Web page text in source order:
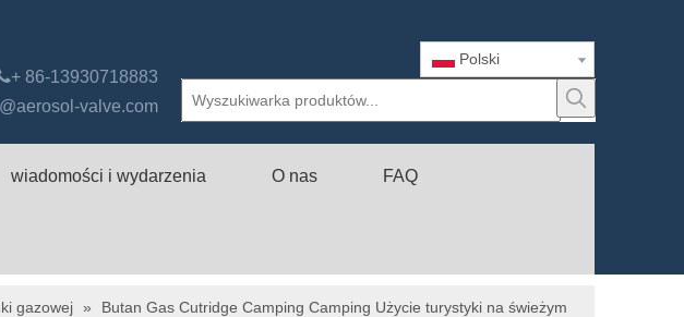
+ 86-13930718883
valve.com
Polski
wiadomości i wydarzenia O nas FAQ
gazowej »
Butan Gas Cutridge Camping Camping Użycie turystyki na świeżym